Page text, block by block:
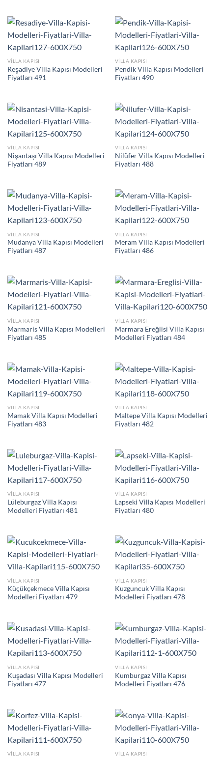
VILLA KAPISI
Reşadiye Villa Kapısı Modelleri
Fiyatları 491
VILLA KAPISI
Pendik Villa Kapısı Modelleri
Fiyatları 490
VILLA KAPISI
Nişantaşı Villa Kapısı Modelleri
Fiyatları 489
VILLA KAPISI
Nilüfer Villa Kapısı Modelleri
Fiyatları 488
VILLA KAPISI
Mudanya Villa Kapısı Modelleri
Fiyatları 487
VILLA KAPISI
Meram Villa Kapısı Modelleri
Fiyatları 486
VILLA KAPISI
Marmaris Villa Kapısı Modelleri
Fiyatları 485
VILLA KAPISI
Marmara Ereğlisi Villa Kapısı
Modelleri Fiyatları 484
VILLA KAPISI
Mamak Villa Kapısı Modelleri
Fiyatları 483
VILLA KAPISI
Maltepe Villa Kapısı Modelleri
Fiyatları 482
VILLA KAPISI
Lüleburgaz Villa Kapısı
Modelleri Fiyatları 481
VILLA KAPISI
Lapseki Villa Kapısı Modelleri
Fiyatları 480
VILLA KAPISI
Küçükçekmece Villa Kapısı
Modelleri Fiyatları 479
VILLA KAPISI
Kuzguncuk Villa Kapısı
Modelleri Fiyatları 478
VILLA KAPISI
Kuşadası Villa Kapısı Modelleri
Fiyatları 477
VILLA KAPISI
Kumburgaz Villa Kapısı
Modelleri Fiyatları 476
VILLA KAPISI VILLA KAPISI